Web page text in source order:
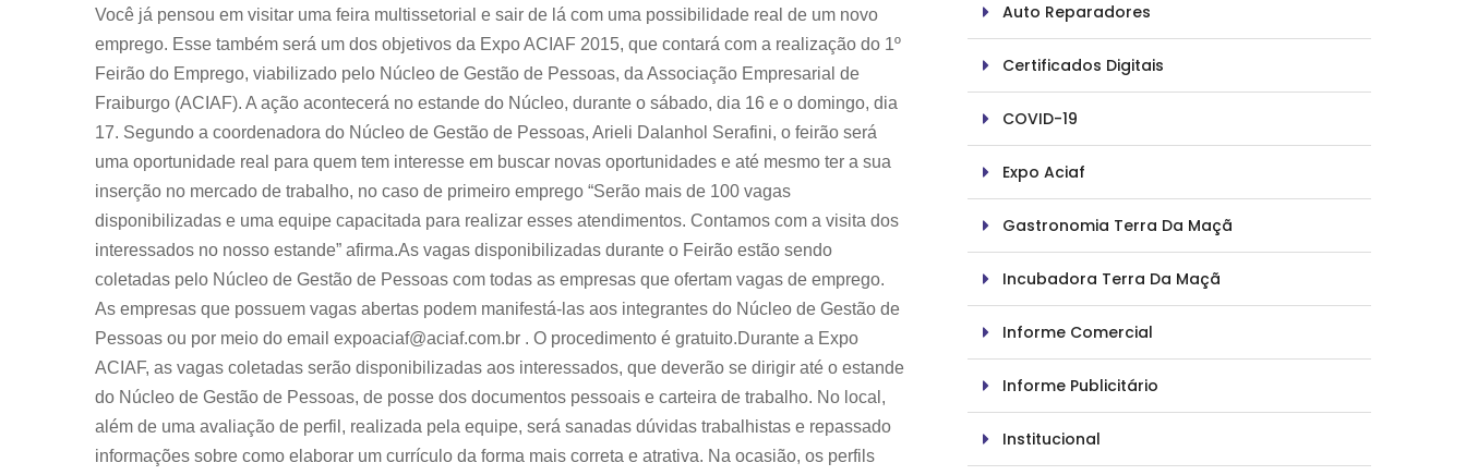
Você já pensou em visitar uma feira multissetorial e sair de lá com uma possibilidade real de um novo
emprego. Esse também será um dos objetivos da Expo ACIAF 2015, que contará com a realização do 1º
Feirão do Emprego, viabilizado pelo Núcleo de Gestão de Pessoas, da Associação Empresarial de
Fraiburgo (ACIAF). A ação acontecerá no estande do Núcleo, durante o sábado, dia 16 e o domingo, dia
17. Segundo a coordenadora do Núcleo de Gestão de Pessoas, Arieli Dalanhol Serafini, o feirão será
uma oportunidade real para quem tem interesse em buscar novas oportunidades e até mesmo ter a sua
inserção no mercado de trabalho, no caso de primeiro emprego “Serão mais de 100 vagas
disponibilizadas e uma equipe capacitada para realizar esses atendimentos. Contamos com a visita dos
interessados no nosso estande” afirma.As vagas disponibilizadas durante o Feirão estão sendo
coletadas pelo Núcleo de Gestão de Pessoas com todas as empresas que ofertam vagas de emprego.
As empresas que possuem vagas abertas podem manifestá-las aos integrantes do Núcleo de Gestão de
Pessoas ou por meio do email expoaciaf@aciaf.com.br . O procedimento é gratuito.Durante a Expo
ACIAF, as vagas coletadas serão disponibilizadas aos interessados, que deverão se dirigir até o estande
do Núcleo de Gestão de Pessoas, de posse dos documentos pessoais e carteira de trabalho. No local,
além de uma avaliação de perfil, realizada pela equipe, será sanadas dúvidas trabalhistas e repassado
informações sobre como elaborar um currículo da forma mais correta e atrativa. Na ocasião, os perfils
Auto Reparadores
Certificados Digitais
COVID-19
Expo Aciaf
Gastronomia Terra Da Maçã
Incubadora Terra Da Maçã
Informe Comercial
Informe Publicitário
Institucional